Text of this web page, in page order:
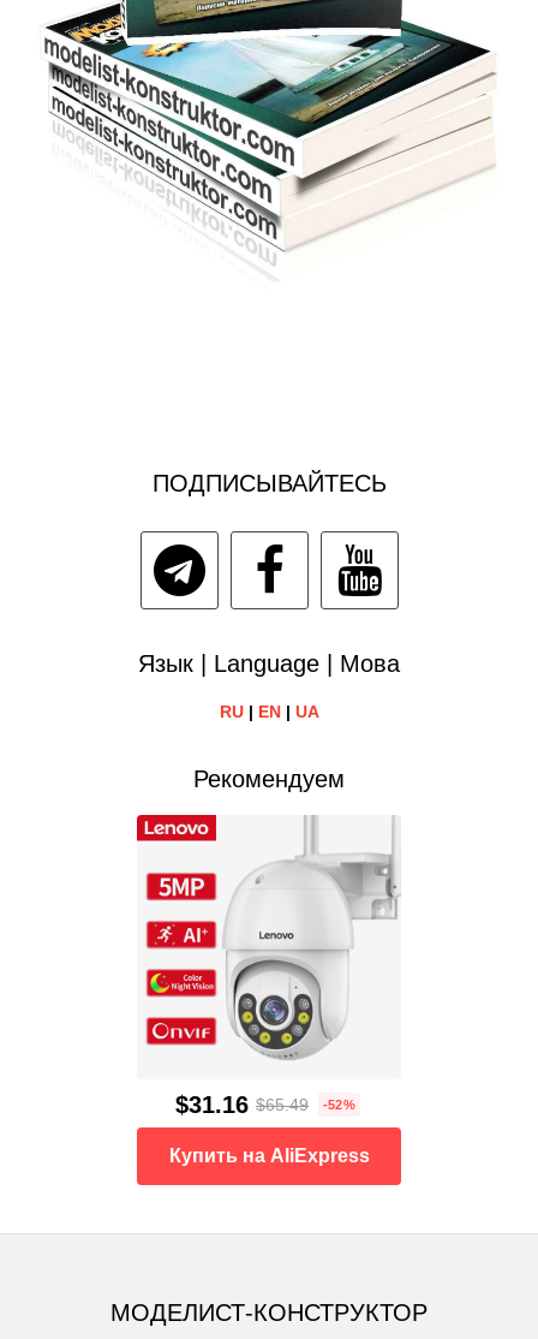
ПОДПИСЫВАЙТЕСЬ
Язык | Language | Мова
RU| EN| UA
Рекомендуем
$31.16 $65.49 -52%
Купить на AliExpress
МОДЕЛИСТ-КОНСТРУКТОР